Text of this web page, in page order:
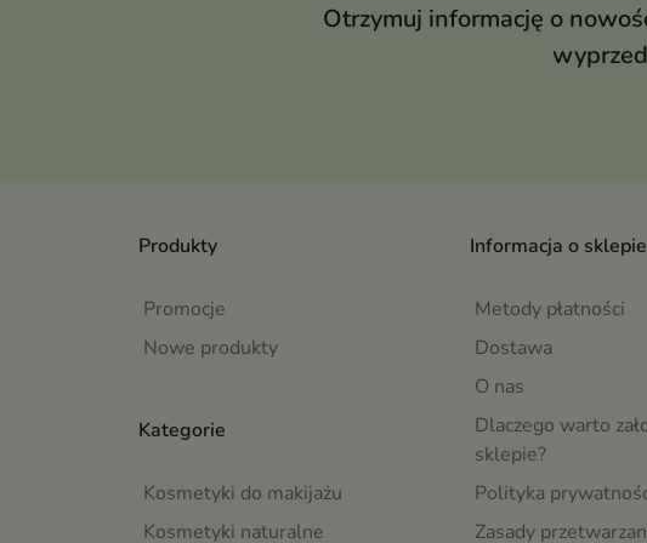
Otrzymuj informację o
Produkty
Promocje
Nowe produkty
Informacja o sklepie
Metody płatności
Dostawa
O nas
Dlaczego warto
sklepie?
Polityka
Zasady
Kategorie
Kosmetyki do makijażu
Kosmetyki naturalne